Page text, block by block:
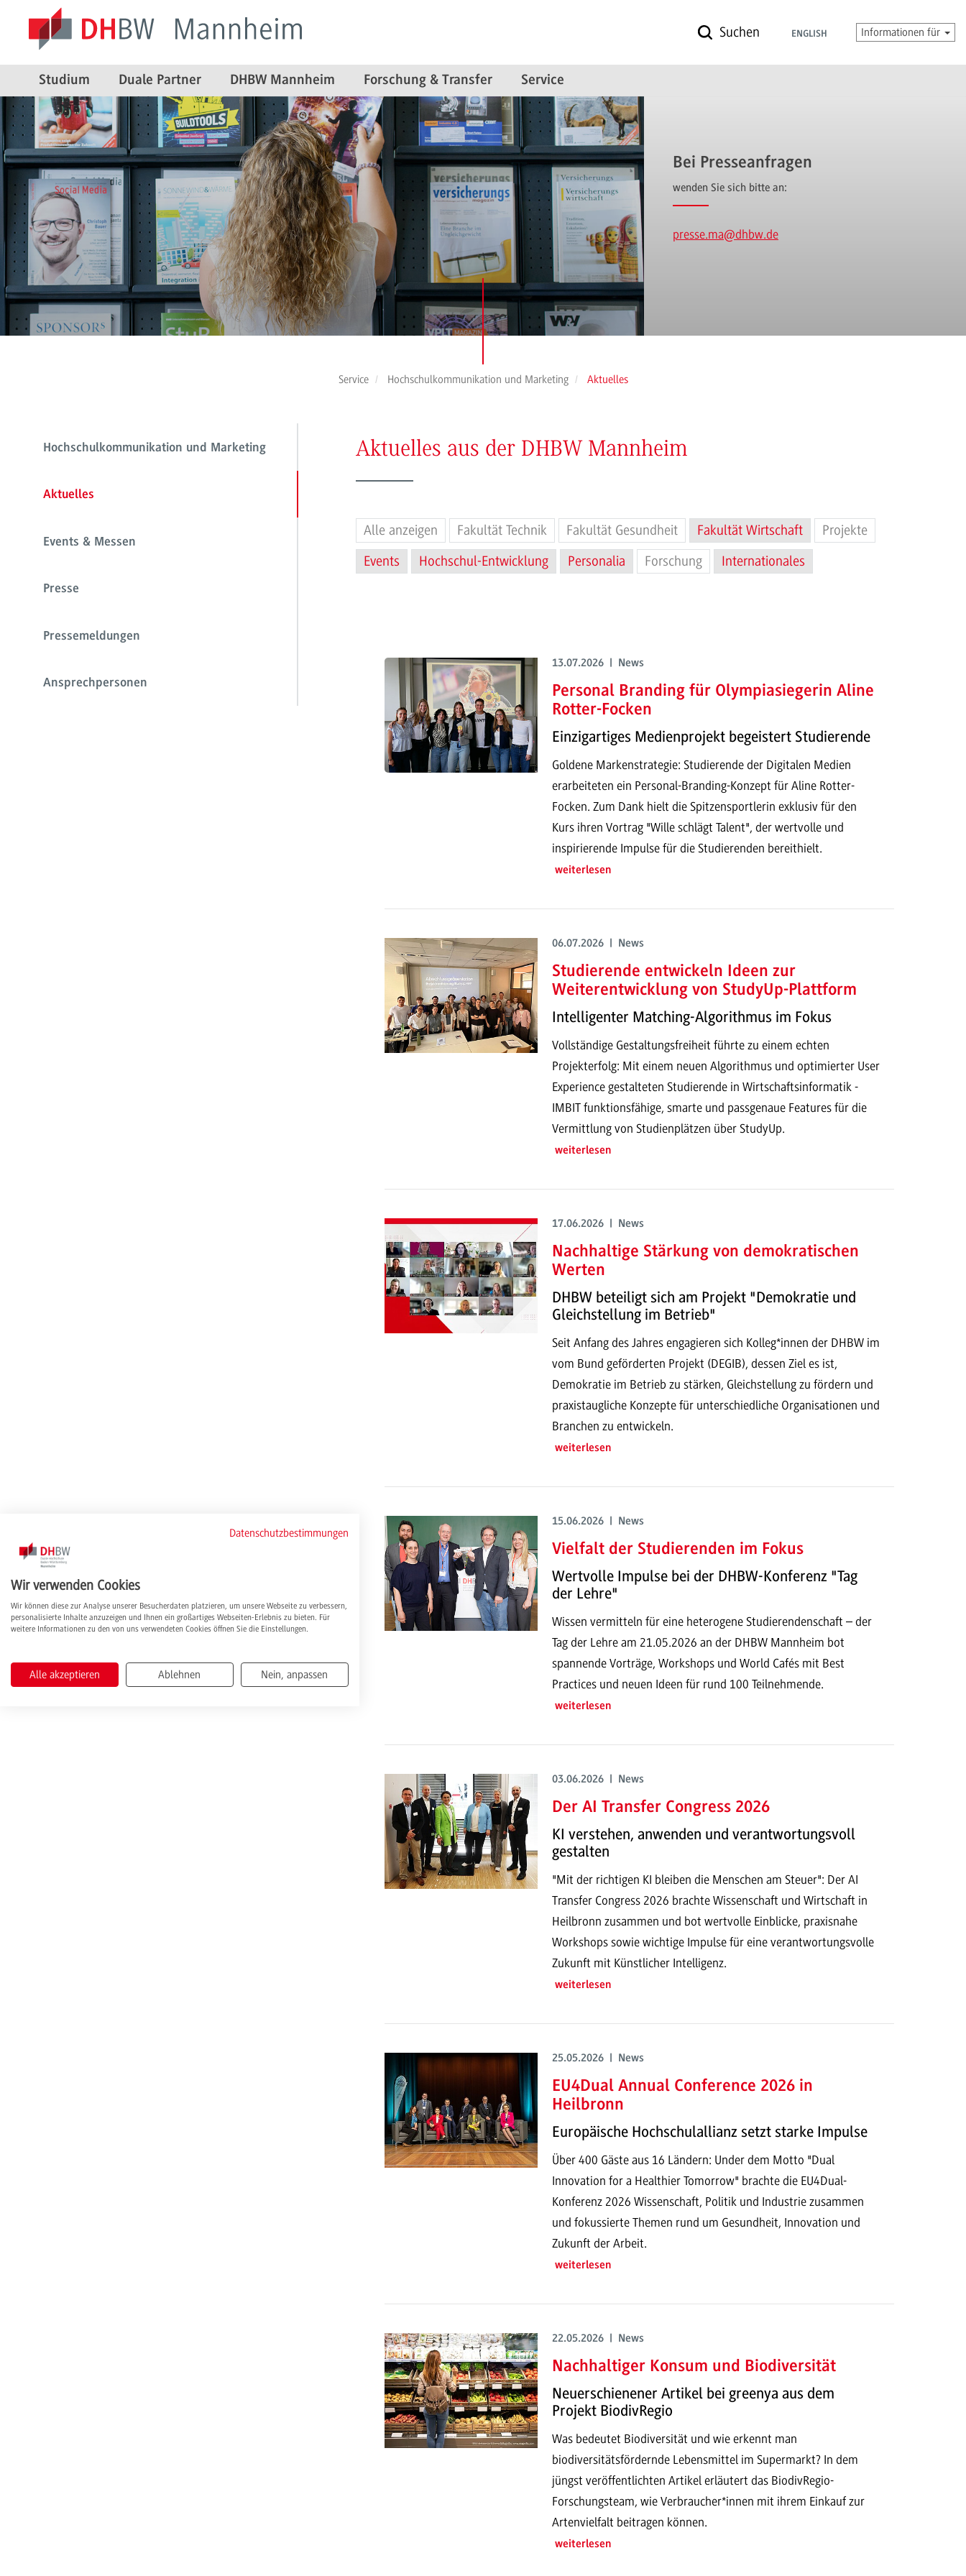
Suchen ENGLISH Informationen für
Studium Duale Partner DHBW Mannheim Forschung & Transfer Service
Bei Presseanfragen
wenden Sie sich bitte an:
presse.ma@dhbw.de
Service Hochschulkommunikation und Marketing Aktuelles
Hochschulkommunikation und Marketing
Aktuelles
Events & Messen
Presse
Pressemeldungen
Ansprechpersonen
Aktuelles aus der DHBW Mannheim
Alle anzeigen Fakultät Technik Fakultät Gesundheit Fakultät Wirtschaft
Projekte
Events
Hochschul-Entwicklung Personalia Forschung Internationales
13.07.2026 | News
Personal Branding für Olympiasiegerin Aline
Rotter-Focken
Einzigartiges Medienprojekt begeistert Studierende
Goldene Markenstrategie: Studierende der Digitalen Medien
erarbeiteten ein Personal-Branding-Konzept für Aline Rotter-
Focken. Zum Dank hielt die Spitzensportlerin exklusiv für den
Kurs ihren Vortrag "Wille schlägt Talent", der wertvolle und
inspirierende Impulse für die Studierenden bereithielt.
weiterlesen
06.07.2026 | News
Studierende entwickeln Ideen zur
Weiterentwicklung von StudyUp-Plattform
Intelligenter Matching-Algorithmus im Fokus
Vollständige Gestaltungsfreiheit führte zu einem echten
Projekterfolg: Mit einem neuen Algorithmus und optimierter User
Experience gestalteten Studierende in Wirtschaftsinformatik -
IMBIT funktionsfähige, smarte und passgenaue Features für die
Vermittlung von Studienplätzen über StudyUp.
weiterlesen
17.06.2026 | News
Nachhaltige Stärkung von demokratischen
Werten
DHBW beteiligt sich am Projekt "Demokratie und
Gleichstellung im Betrieb"
Seit Anfang des Jahres engagieren sich Kolleg*innen der DHBW im
vom Bund geförderten Projekt (DEGIB), dessen Ziel es ist,
Demokratie im Betrieb zu stärken, Gleichstellung zu fördern und
praxistaugliche Konzepte für unterschiedliche Organisationen und
Branchen zu entwickeln.
weiterlesen
15.06.2026 | News
Vielfalt der Studierenden im Fokus
Wertvolle Impulse bei der DHBW-Konferenz "Tag
der Lehre"
Wissen vermitteln für eine heterogene Studierendenschaft – der
Tag der Lehre am 21.05.2026 an der DHBW Mannheim bot
spannende Vorträge, Workshops und World Cafés mit Best
Practices und neuen Ideen für rund 100 Teilnehmende.
weiterlesen
03.06.2026 | News
Der AI Transfer Congress 2026
KI verstehen, anwenden und verantwortungsvoll
gestalten
"Mit der richtigen KI bleiben die Menschen am Steuer": Der AI
Transfer Congress 2026 brachte Wissenschaft und Wirtschaft in
Heilbronn zusammen und bot wertvolle Einblicke, praxisnahe
Workshops sowie wichtige Impulse für eine verantwortungsvolle
Zukunft mit Künstlicher Intelligenz.
weiterlesen
25.05.2026 | News
EU4Dual Annual Conference 2026 in
Heilbronn
Europäische Hochschulallianz setzt starke Impulse
Über 400 Gäste aus 16 Ländern: Under dem Motto "Dual
Innovation for a Healthier Tomorrow" brachte die EU4Dual-
Konferenz 2026 Wissenschaft, Politik und Industrie zusammen
und fokussierte Themen rund um Gesundheit, Innovation und
Zukunft der Arbeit.
weiterlesen
22.05.2026 | News
Nachhaltiger Konsum und Biodiversität
Neuerschienener Artikel bei greenya aus dem
Projekt BiodivRegio
Was bedeutet Biodiversität und wie erkennt man
biodiversitätsfördernde Lebensmittel im Supermarkt? In dem
jüngst veröffentlichten Artikel erläutert das BiodivRegio-
Forschungsteam, wie Verbraucher*innen mit ihrem Einkauf zur
Artenvielfalt beitragen können.
weiterlesen
Datenschutzbestimmungen
Wir verwenden Cookies
Wir können diese zur Analyse unserer Besucherdaten platzieren, um unsere Webseite zu verbessern,
personalisierte Inhalte anzuzeigen und Ihnen ein großartiges Webseiten-Erlebnis zu bieten. Für
weitere Informationen zu den von uns verwendeten Cookies öffnen Sie die Einstellungen.
Alle akzeptieren Ablehnen Nein, anpassen